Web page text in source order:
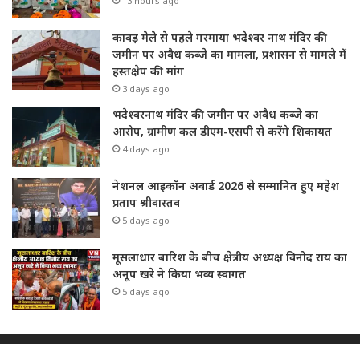
कावड़ मेले से पहले गरमाया भदेश्वर नाथ मंदिर की
जमीन पर अवैध कब्जे का मामला, प्रशासन से मामले में
हस्तक्षेप की मांग
3 days ago
भदेश्वरनाथ मंदिर की जमीन पर अवैध कब्जे का
आरोप, ग्रामीण कल डीएम-एसपी से करेंगे शिकायत
4 days ago
नेशनल आइकॉन अवार्ड 2026 से सम्मानित हुए महेश
प्रताप श्रीवास्तव
5 days ago
मूसलाधार बारिश के बीच क्षेत्रीय अध्यक्ष विनोद राय का
अनूप खरे ने किया भव्य स्वागत
5 days ago